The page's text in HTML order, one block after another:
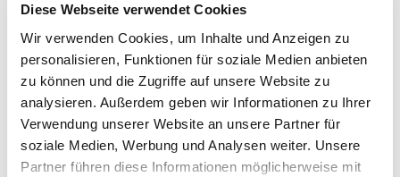
Diese Webseite verwendet Cookies
Wir verwenden Cookies, um Inhalte und Anzeigen zu
personalisieren, Funktionen für soziale Medien anbieten
zu können und die Zugriffe auf unsere Website zu
analysieren. Außerdem geben wir Informationen zu Ihrer
Verwendung unserer Website an unsere Partner für
soziale Medien, Werbung und Analysen weiter. Unsere
Partner führen diese Informationen möglicherweise mit